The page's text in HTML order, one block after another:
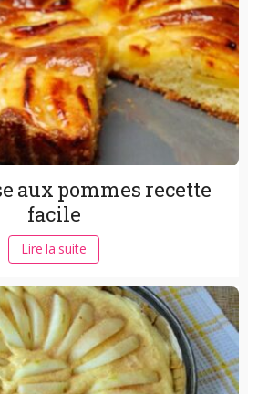
aux pommes recette
facile
Lire la suite